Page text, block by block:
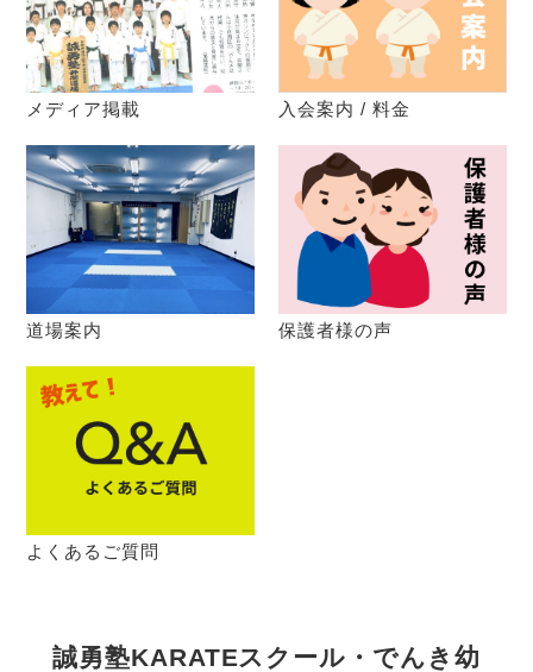
メディア掲載 入会案内 / 料金
道場案内 保護者様の声
よくあるご質問
誠勇塾KARATEスクール・でんき幼